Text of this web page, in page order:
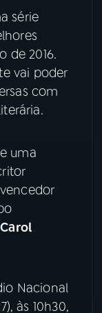
série
de 2016.
vai poder
com
uma
Carol
Nacional
às 10h30,